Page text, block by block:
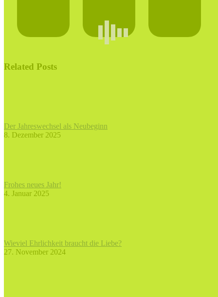
Related Posts
Der Jahreswechsel als Neubeginn
8. Dezember 2025
Frohes neues Jahr!
4. Januar 2025
Wieviel Ehrlichkeit braucht die Liebe?
27. November 2024